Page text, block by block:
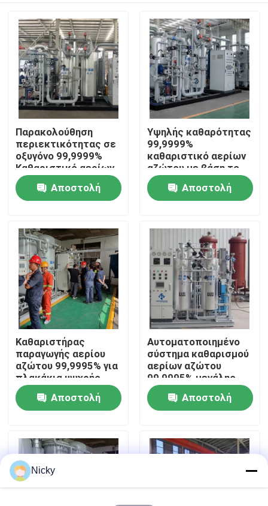
Σπίτι
Προϊόντα
Σχετικά με εμάς
Επισκεψή εργοστασίου
Έλεγχος ποιότητας
Επικοινωνήστε μαζί μας
Ειδήσεις
Παραγωγοί αζώτου PSA
Παρακολούθηση
περιεκτικότητας σε
οξυγόνο 99,9999%
Καθαριστικό αερίων
αζώτου με βάση το
υδρογόνοΑποστολή
Υψηλής καθαρότητας
99,9999%
καθαριστικό αερίων
αζώτου με βάση το
υδρογόνο
Αποστολή
Καθαριστήρας
παραγωγής αερίου
αζώτου 99,9995% για
πλακάκια ψυχρής
έλασης
Αποστολή
Αυτοματοποιημένο
σύστημα καθαρισμού
αερίων αζώτου
99,9995% μεγάλης
χωρητικότητας
Αποστολή
Nicky